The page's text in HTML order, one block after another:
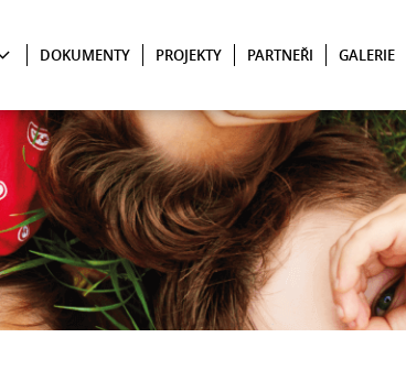
DOKUMENTY PROJEKTY PARTNEŘI GALERIE